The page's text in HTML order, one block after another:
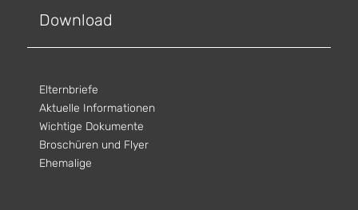
Download
Elternbriefe
Aktuelle Informationen
Wichtige Dokumente
Broschüren und Flyer
Ehemalige